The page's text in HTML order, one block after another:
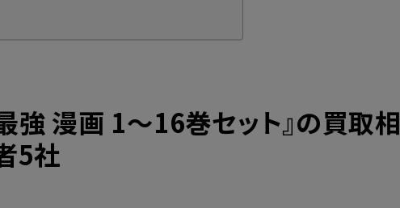
強漫画 1～16巻セット』の買取
5社